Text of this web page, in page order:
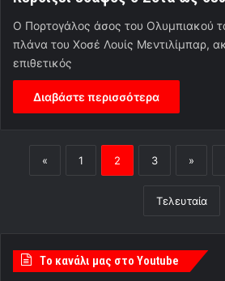
Ο Πορτογάλος άσος του Ολυμπιακού
πλάνα του Χοσέ Λουίς Μεντιλίμπαρ,
επιθετικός
Διαβάστε περισσότερα
« 1 2 3 »
Τελευταία
Tο κανάλι μας στο Youtube